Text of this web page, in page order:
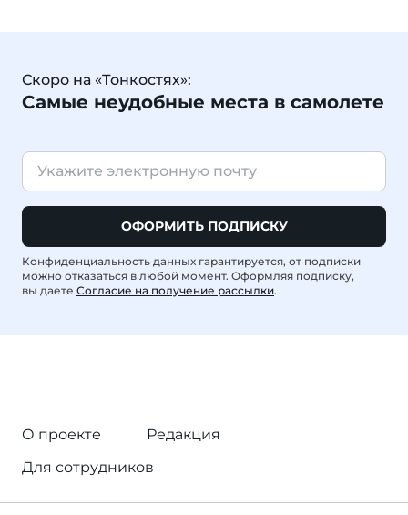
Скоро на «Тонкостях»:
Самые неудобные места в самолете
ОФОРМИТЬ ПОДПИСКУ
Конфиденциальность данных гарантируется, от подписки
можно отказаться в любой момент. Оформляя подписку,
вы даете Согласие на получение рассылки.
О проекте
Редакция
Для сотрудников